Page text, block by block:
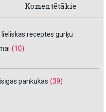
Komentētākie
receptes gurķu
(10)
pankūkas (39)